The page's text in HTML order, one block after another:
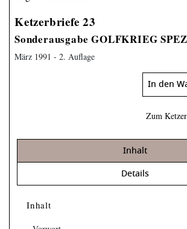
Ketzerbriefe 23
Sonderausgabe GOLFKRIEG
März 1991 - 2. Auflage
In den
Zum
Inhalt
Details
Inhalt